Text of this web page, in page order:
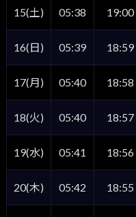
15(土) 05:38 19:00
16(日) 05:39 18:59
17(月) 05:40 18:58
18(火) 05:40 18:57
19(水) 05:41 18:56
20(木) 05:42 18:55